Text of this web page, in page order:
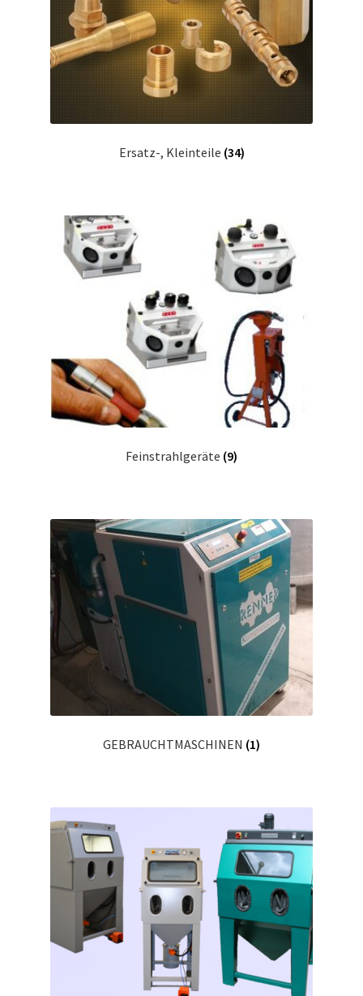
Ersatz-, Kleinteile (34)
Feinstrahlgeräte (9)
GEBRAUCHTMASCHINEN (1)